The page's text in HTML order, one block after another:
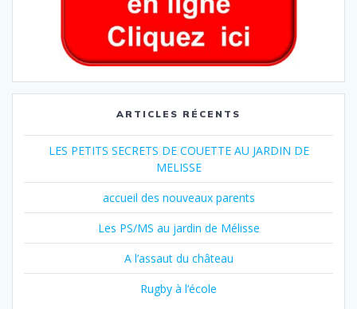
ARTICLES RÉCENTS
LES PETITS SECRETS DE COUETTE AU JARDIN DE
MELISSE
accueil des nouveaux parents
Les PS/MS au jardin de Mélisse
A l’assaut du château
Rugby à l’école